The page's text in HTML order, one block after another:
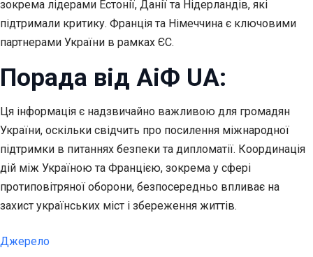
зокрема лідерами Естонії, Данії та Нідерландів, які
підтримали критику. Франція та Німеччина є ключовими
партнерами України в рамках ЄС.
Порада від АіФ UA:
Ця інформація є надзвичайно важливою для громадян
України, оскільки свідчить про посилення міжнародної
підтримки в питаннях безпеки та дипломатії. Координація
дій між Україною та Францією, зокрема у сфері
протиповітряної оборони, безпосередньо впливає на
захист українських міст і збереження життів.
Джерело